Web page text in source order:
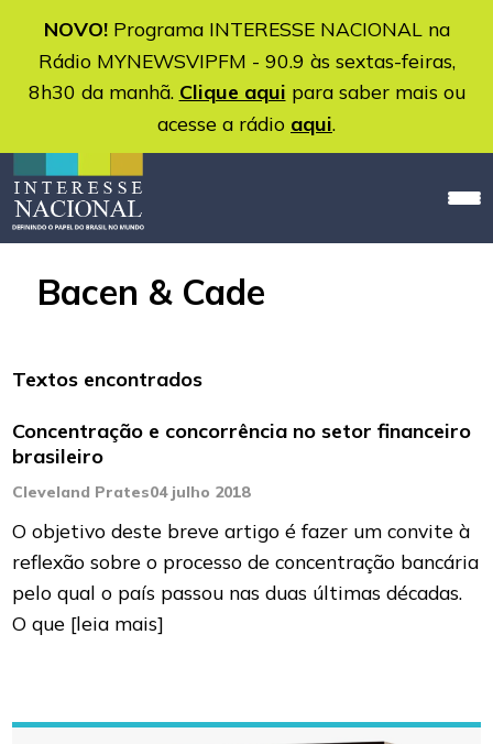
NOVO!Programa INTERESSE NACIONAL na
Rádio MYNEWSVIPFM - 90.9 às sextas-feiras,
8h30 da manhã. Clique aqui para saber mais ou
acesse a rádio aqui.
Bacen & Cade
Textos encontrados
Concentração e concorrência no setor financeiro
brasileiro
Cleveland Prates04 julho 2018
O objetivo deste breve artigo é fazer um convite à
reflexão sobre o processo de concentração bancária
pelo qual o país passou nas duas últimas décadas.
O que [leia mais]